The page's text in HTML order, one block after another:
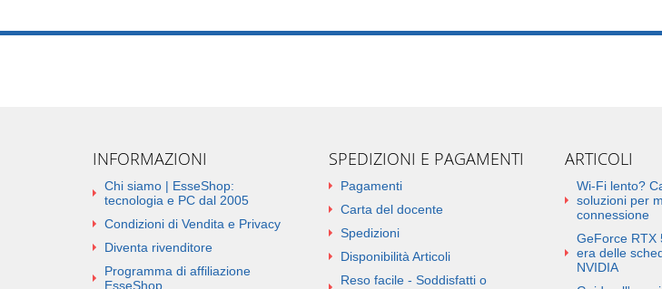
INFORMAZIONI
Chi siamo | EsseShop:
tecnologia e PC dal 2005
Condizioni di Vendita e Privacy
Diventa rivenditore
Programma di affiliazione
EsseShop
SPEDIZIONI E PAGAMENTI
Pagamenti
Carta del docente
Spedizioni
Disponibilità Articoli
Reso facile - Soddisfatti o
ARTICOLI
Wi-Fi lento?
soluzioni per
connessione
GeForce RTX
era delle
NVIDIA